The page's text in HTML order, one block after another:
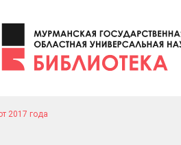
2017 года